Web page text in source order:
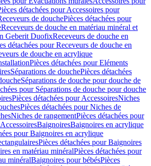
détachées pour Accessoires pour
de douchePièces détachées pour
Receveurs de douche en matériau minéral et
Geberit DuofixReceveurs de douche en
détachées pour Receveurs de douche en
de douche en acrylique
Pièces détachées pour Eléments
Séparations de douchePièces détachées
Séparations de douche pour douche de
pour Séparations de douche pour douche
Pièces détachées pour AccessoiresNiches
Pièces détachées pour Niches de
Niches de rangementPièces détachées pour
AccessoiresBaignoiresBaignoires en acrylique
pour Baignoires en acrylique
Pièces détachées pour Baignoires
en matériau minéralPièces détachées pour
minéralBaignoires pour bébésPièces